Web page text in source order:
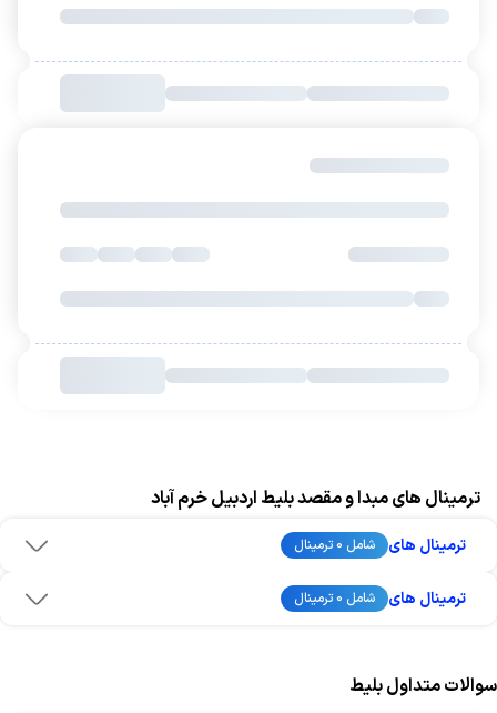
ترمینال های مبدا و مقصد بلیط اردبیل خرم آباد
ترمینال های شامل 0 ترمینال
ترمینال های شامل 0 ترمینال
سوالات متداول بلیط